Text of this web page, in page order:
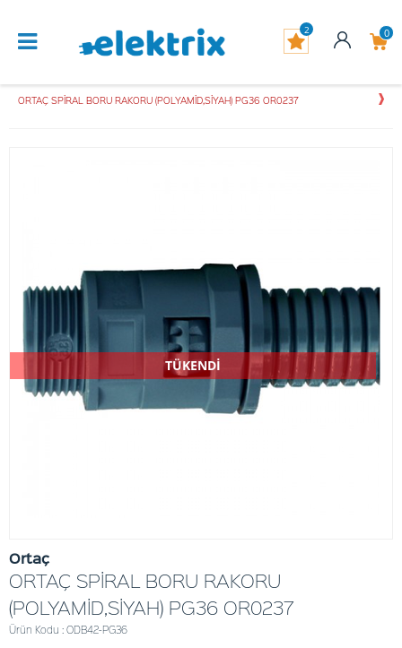
0
2
ORTAÇ SPİRAL BORU RAKORU (POLYAMİD,SİYAH) PG36 OR0237
TÜKENDİ
Ortaç
ORTAÇ SPİRAL BORU RAKORU
(POLYAMİD,SİYAH) PG36 OR0237
Ürün Kodu : ODB42-PG36